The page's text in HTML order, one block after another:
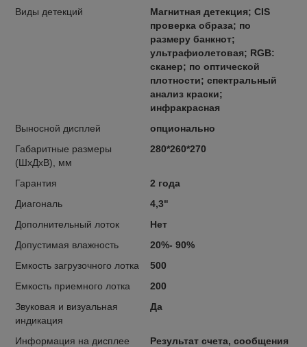
Виды детекций
Магнитная детекция; CIS
проверка образа; по
размеру банкнот;
ультрафиолетовая; RGB:
сканер; по оптической
плотности; спектральный
анализ краски;
инфракрасная
Выносной дисплей
опционально
Габаритные размеры
(ШхДхВ), мм
280*260*270
Гарантия
2 года
Диагональ
4,3"
Дополнительный лоток
Нет
Допустимая влажность
20%- 90%
Емкость загрузочного лотка
500
Емкость приемного лотка
200
Звуковая и визуальная
индикация
Да
Информация на дисплее
Результат счета, сообщения